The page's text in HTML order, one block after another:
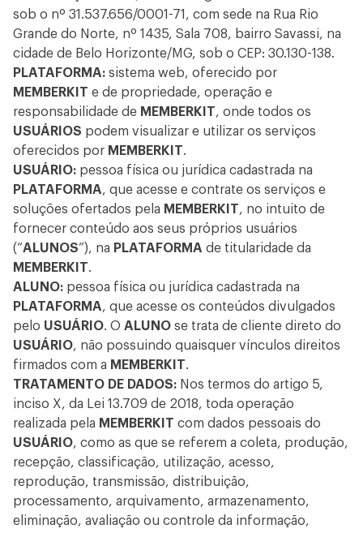
sob o nº 31.537.656/0001-71, com sede na Rua Rio
Grande do Norte, nº 1435, Sala 708, bairro Savassi, na
cidade de Belo Horizonte/MG, sob o CEP: 30.130-138.
PLATAFORMA: sistema web, oferecido por
MEMBERKIT e de propriedade, operação e
responsabilidade de MEMBERKIT, onde todos os
USUÁRIOS podem visualizar e utilizar os serviços
oferecidos por MEMBERKIT.
USUÁRIO: pessoa física ou jurídica cadastrada na
PLATAFORMA, que acesse e contrate os serviços e
soluções ofertados pela MEMBERKIT, no intuito de
fornecer conteúdo aos seus próprios usuários
(“ALUNOS”), na PLATAFORMA de titularidade da
MEMBERKIT.
ALUNO: pessoa física ou jurídica cadastrada na
PLATAFORMA, que acesse os conteúdos divulgados
pelo USUÁRIO. O ALUNO se trata de cliente direto do
USUÁRIO, não possuindo quaisquer vínculos direitos
firmados com a MEMBERKIT.
TRATAMENTO DE DADOS: Nos termos do artigo 5,
inciso X, da Lei 13.709 de 2018, toda operação
realizada pela MEMBERKIT com dados pessoais do
USUÁRIO, como as que se referem a coleta, produção,
recepção, classificação, utilização, acesso,
reprodução, transmissão, distribuição,
processamento, arquivamento, armazenamento,
eliminação, avaliação ou controle da informação,